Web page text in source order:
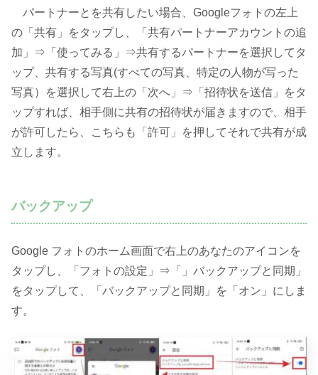
パートナーとを共有したい場合、Googleフォトの左上
の「共有」をタップし、「共有パートナーアカウントの追
加」⇒「使ってみる」⇒共有するパートナーを選択してタ
ップ、共有する写真(すべての写真、特定の人物が写った
写真）を選択して右上の「次へ」⇒「招待状を送信」をタ
ップすれば、相手側に共有の招待状が届きますので、相手
が許可したら、こちらも「許可」を押してそれで共有が成
立します。
バックアップ
Google フォトのホーム画面で右上のあなたのアイコンを
タップし、「フォトの設定」⇒「」バックアップと同期」
をタップして、「バックアップと同期」を「オン」にしま
す。